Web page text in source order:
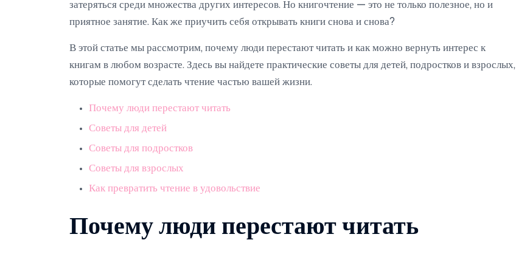
затеряться среди множества других интересов. Но книгочтение — это не только полезное, но и
приятное занятие. Как же приучить себя открывать книги снова и снова?
В этой статье мы рассмотрим, почему люди перестают читать и как можно вернуть интерес к
книгам в любом возрасте. Здесь вы найдете практические советы для детей, подростков и взрослых,
которые помогут сделать чтение частью вашей жизни.
Почему люди перестают читать
Советы для детей
Советы для подростков
Советы для взрослых
Как превратить чтение в удовольствие
Почему люди перестают читать